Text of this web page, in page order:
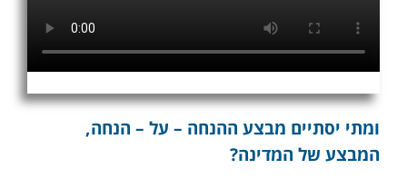
ומתי יסתיים מבצע ההנחה – על – הנחה,
המבצע של המדינה?